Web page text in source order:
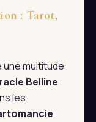
: Tarot,
une multitude
Belline
les